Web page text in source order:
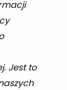
Jest to